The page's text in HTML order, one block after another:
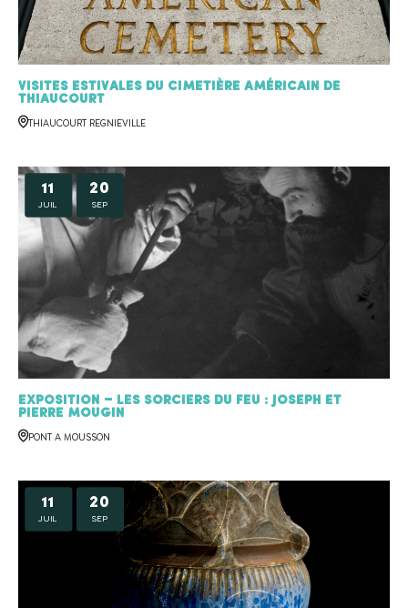
Visites estivales du cimetière américain de
Thiaucourt
THIAUCOURT REGNIEVILLE
11
JUIL
20
SEP
Exposition – Les sorciers du feu : Joseph et
Pierre MOUGIN
PONT A MOUSSON
11
JUIL
20
SEP